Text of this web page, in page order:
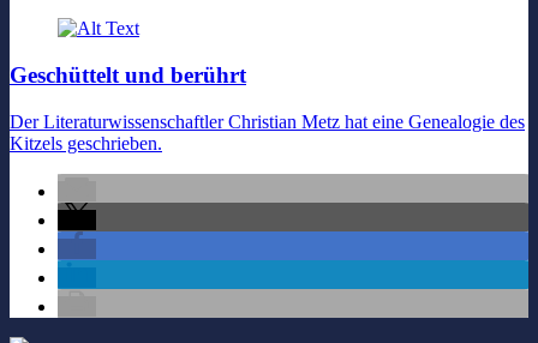
Geschüttelt und berührt
Der Literaturwissenschaftler Christian Metz hat eine Genealogie des
Kitzels geschrieben.